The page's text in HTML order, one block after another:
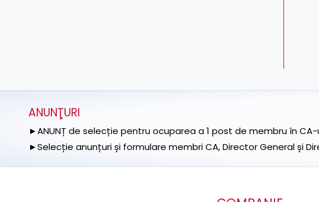
ANUNŢURI
►ANUNȚ de selecție pentru ocuparea a 1 post de membru în CA-ul
►Selecție anunțuri și formulare membri CA, Director General și